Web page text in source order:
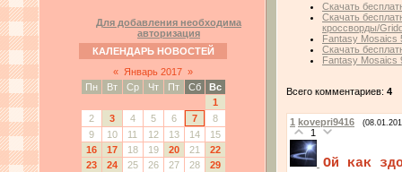
Для добавления необходима
авторизация
КАЛЕНДАРЬ НОВОСТЕЙ
« Январь 2017 »
Пн
Вт Ср Чт Пт Сб
Вс
1
2
3 4 5 6 7
8
9
10 11 12 13 14
15
16
17 18 19 20 21
22
23
24 25 26 27 28
29
Скачать
Скачать
кроссворды/
Fantasy Mosaics
Скачать
Fantasy Mosaics
Всего комментариев: 4
1 kovepri9416
1
Ой как